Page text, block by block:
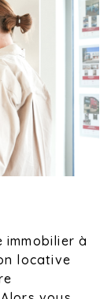
à
locative